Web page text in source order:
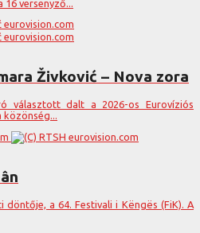
versenyző...
Živković – Nova zora
választott dalt a 2026-os Eurovíziós
közönség...
döntője, a 64. Festivali i Këngës (FiK). A